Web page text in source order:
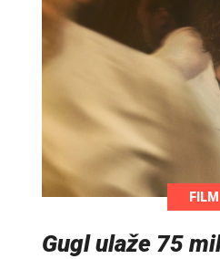
FILM
Gugl ulaže 75